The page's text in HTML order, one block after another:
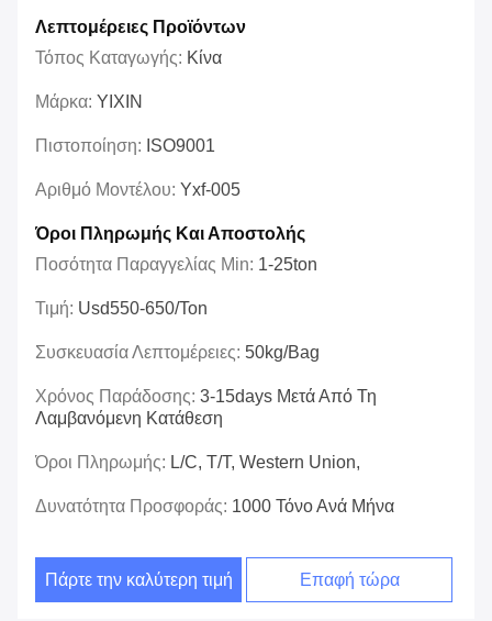
Λεπτομέρειες Προϊόντων
Τόπος Καταγωγής: Κίνα
Μάρκα: YIXIN
Πιστοποίηση: ISO9001
Αριθμό Μοντέλου: Yxf-005
Όροι Πληρωμής Και Αποστολής
Ποσότητα Παραγγελίας Min: 1-25ton
Τιμή: Usd550-650/ton
Συσκευασία Λεπτομέρειες: 50kg/bag
Χρόνος Παράδοσης: 3-15days Μετά Από Τη
Λαμβανόμενη Κατάθεση
Όροι Πληρωμής: L/C, T/T, Western Union,
Δυνατότητα Προσφοράς: 1000 Τόνο Ανά Μήνα
Πάρτε την καλύτερη τιμή Επαφή τώρα